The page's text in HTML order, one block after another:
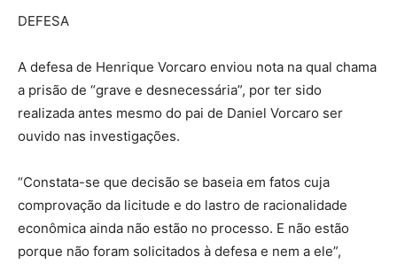
DEFESA
A defesa de Henrique Vorcaro enviou nota na qual chama
a prisão de “grave e desnecessária”, por ter sido
realizada antes mesmo do pai de Daniel Vorcaro ser
ouvido nas investigações.
“Constata-se que decisão se baseia em fatos cuja
comprovação da licitude e do lastro de racionalidade
econômica ainda não estão no processo. E não estão
porque não foram solicitados à defesa e nem a ele”,